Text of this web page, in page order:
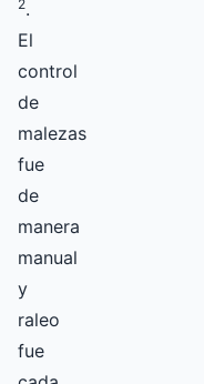
2.
El
control
de
malezas
fue
de
manera
manual
y
raleo
fue